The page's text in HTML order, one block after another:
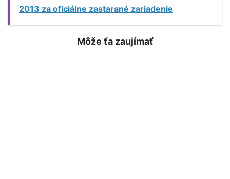
2013 za oficiálne zastarané zariadenie
Môže ťa zaujímať